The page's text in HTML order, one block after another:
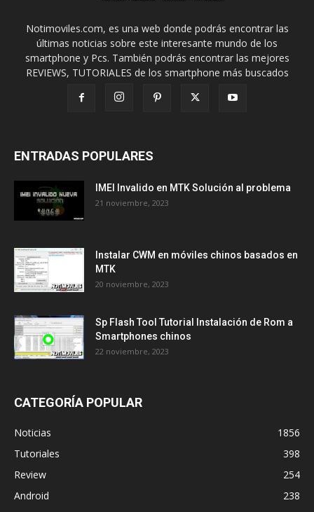
Notimoviles.com, es una web donde podrás encontrar las
últimas noticias sobre este interesante mundo de los
smartphone y Pcs. También podrás encontrar las mejores
REVIEWS, TUTORIALES de los smartphone más buscados
ENTRADAS POPULARES
IMEI Invalido en MTK Solución al problema
21 noviembre, 2023
Instalar CWM en móviles chinos basados en
MTK
20 noviembre, 2023
Sp Flash Tool Tutorial Instalación de Rom a
Smartphones chinos
22 noviembre, 2023
CATEGORÍA POPULAR
Noticias
1856
Tutoriales
398
Review
254
Android
238